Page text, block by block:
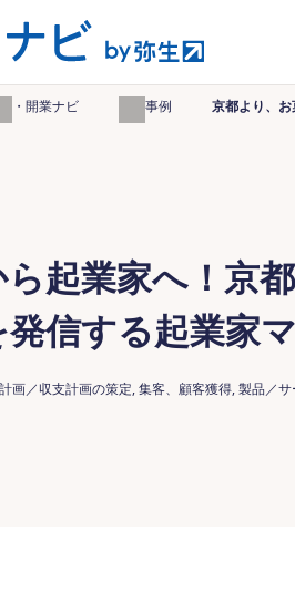
業・開業ナビ 起業事例 京都より、
起業家へ！京
信する起業家マ
画／収支計画の策定, 集客、顧客獲得, 製品／